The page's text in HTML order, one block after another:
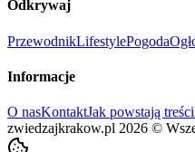
Odkrywaj
PrzewodnikLifestylePogoda
Informacje
O nasKontaktJak powstają treści
zwiedzajkrakow.pl 2026 ©